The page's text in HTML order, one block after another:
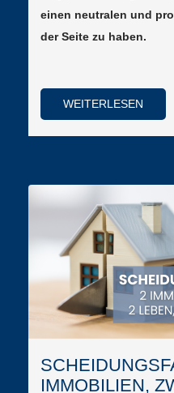
einen neutralen und
der Seite zu haben.
WEITERLESEN
IMMOBILIEN,